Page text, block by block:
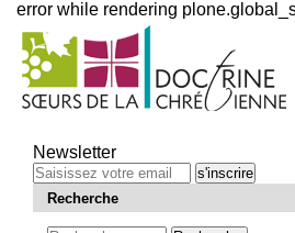
error while rendering
Outils
personnels
au
contenu.
Aller
Newsletter
Recherche